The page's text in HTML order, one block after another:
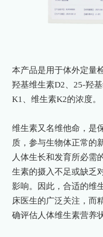
本产品是用于体外定量
羟基维生素D2、25-羟
K1、维生素K2的浓度。
维生素又名维他命，是
质，参与生物体正常的
人体生长和发育所必需
生素的摄入不足或缺乏
影响。因此，合适的维
床医生的广泛关注，而
确评估人体维生素营养